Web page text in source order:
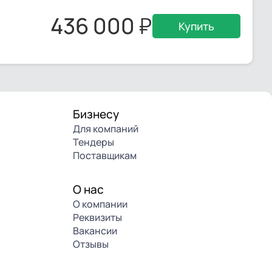
436 000 Купить
Бизнесу
Для компаний
Тендеры
Поставщикам
О нас
О компании
Реквизиты
Вакансии
Отзывы